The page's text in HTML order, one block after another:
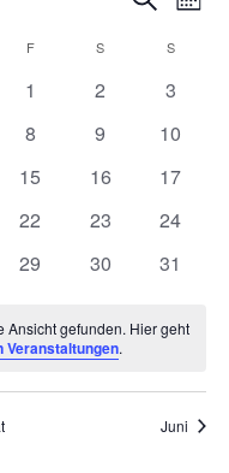
Suche
und
F S S
0
1
0
2
0
3
0
8
0
9
0
10
0
15
0
16
0
17
0
22
0
23
0
24
0
29
0
30
0
31
Ansicht gefunden. Hier geht
Veranstaltungen.
Juni